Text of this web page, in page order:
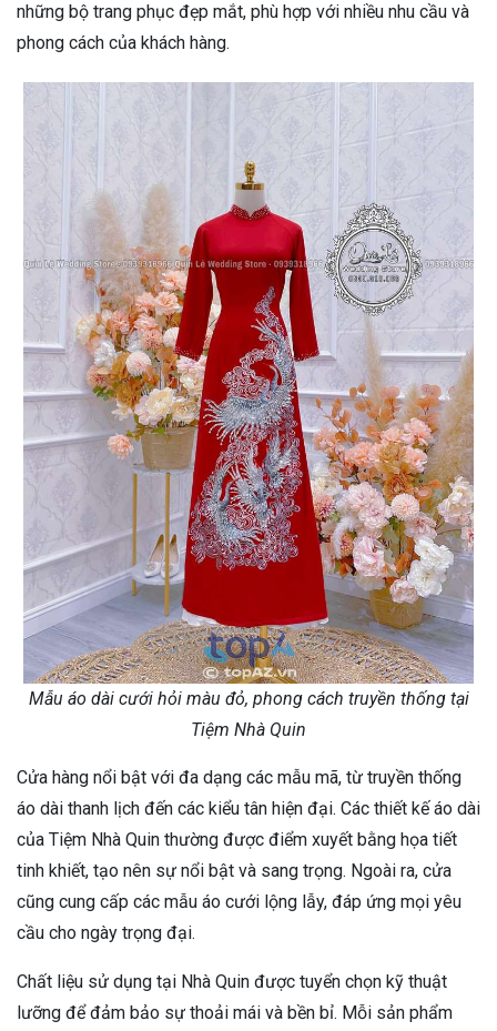
những bộ trang phục đẹp mắt, phù hợp với nhiều nhu cầu và
phong cách của khách hàng.
Mẫu áo dài cưới hỏi màu đỏ, phong cách truyền thống tại
Tiệm Nhà Quin
Cửa hàng nổi bật với đa dạng các mẫu mã, từ truyền thống
áo dài thanh lịch đến các kiểu tân hiện đại. Các thiết kế áo dài
của Tiệm Nhà Quin thường được điểm xuyết bằng họa tiết
tinh khiết, tạo nên sự nổi bật và sang trọng. Ngoài ra, cửa
cũng cung cấp các mẫu áo cưới lộng lẫy, đáp ứng mọi yêu
cầu cho ngày trọng đại.
Chất liệu sử dụng tại Nhà Quin được tuyển chọn kỹ thuật
lưỡng để đảm bảo sự thoải mái và bền bỉ. Mỗi sản phẩm